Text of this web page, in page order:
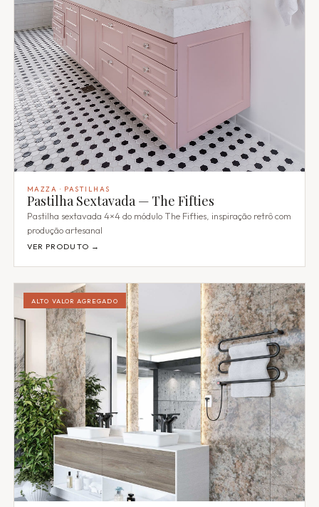
MAZZA · PASTILHAS
Pastilha Sextavada — The Fifties
Pastilha sextavada 4×4 do módulo The Fifties, inspiração retrô com
produção artesanal
VER PRODUTO →
ALTO VALOR AGREGADO